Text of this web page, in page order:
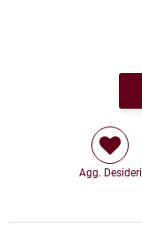
Agg. Desideri